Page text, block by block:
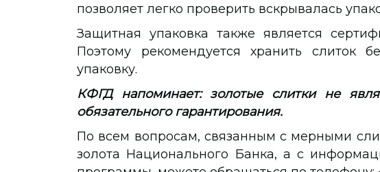
позволяет легко проверить вскрывалась
Защитная упаковка также является
Поэтому рекомендуется хранить слиток
упаковку.
КФГД напоминает: золотые слитки не
обязательного гарантирования.
По всем вопросам, связанным с мерными
золота Национального Банка, а с